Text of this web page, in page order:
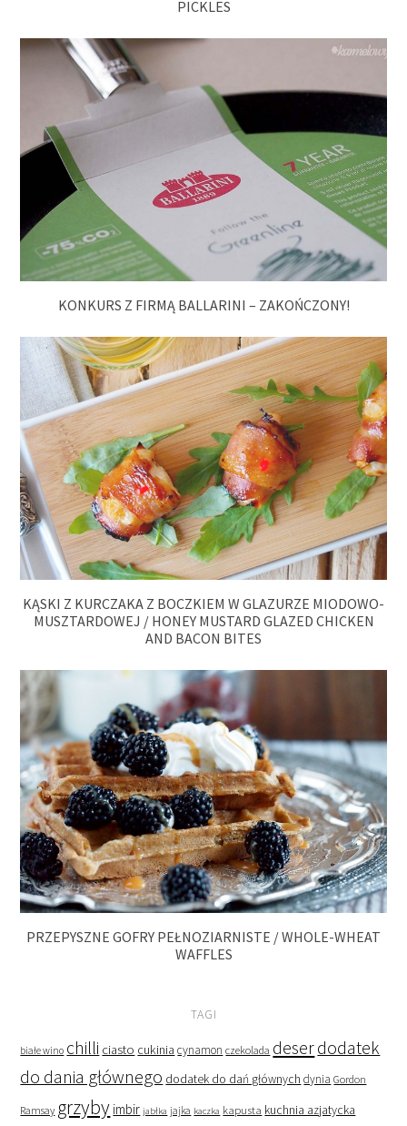
PICKLES
KONKURS Z FIRMĄ BALLARINI – ZAKOŃCZONY!
KĄSKI Z KURCZAKA Z BOCZKIEM W GLAZURZE MIODOWO-
MUSZTARDOWEJ / HONEY MUSTARD GLAZED CHICKEN
AND BACON BITES
PRZEPYSZNE GOFRY PEŁNOZIARNISTE / WHOLE-WHEAT
WAFFLES
TAGI
białe wino chilli ciasto cukinia cynamon czekolada deserdodatek
do dania głównego dodatek do dań głównych dynia Gordon
Ramsay grzyby imbir jabłka jajka kaczka kapusta kuchnia azjatycka